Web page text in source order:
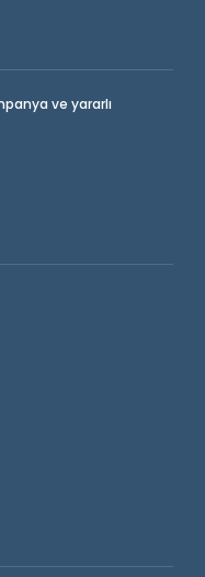
ve yararlı